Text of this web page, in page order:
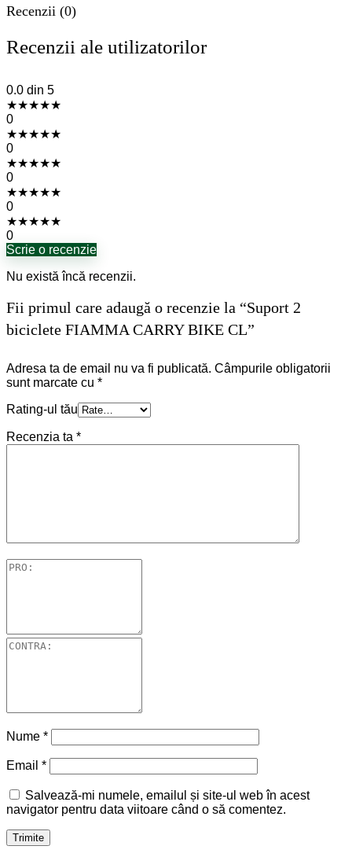
Recenzii (0)
Recenzii ale utilizatorilor
0.0 din 5
★★★★★
0
★★★★★
0
★★★★★
0
★★★★★
0
★★★★★
0
Scrie o recenzie
Nu există încă recenzii.
Fii primul care adaugă o recenzie la “Suport 2
biciclete FIAMMA CARRY BIKE CL”
Adresa ta de email nu va fi publicată. Câmpurile obligatorii
sunt marcate cu *
Rating-ul tău
Recenzia ta *
Nume *
Email *
Salvează-mi numele, emailul și site-ul web în acest
navigator pentru data viitoare când o să comentez.